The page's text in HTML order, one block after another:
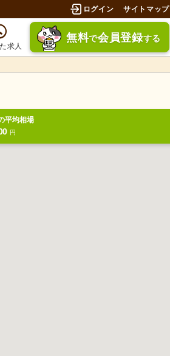
ログイン サイトマップ
求人
無料で会員登録する
平均相場
円